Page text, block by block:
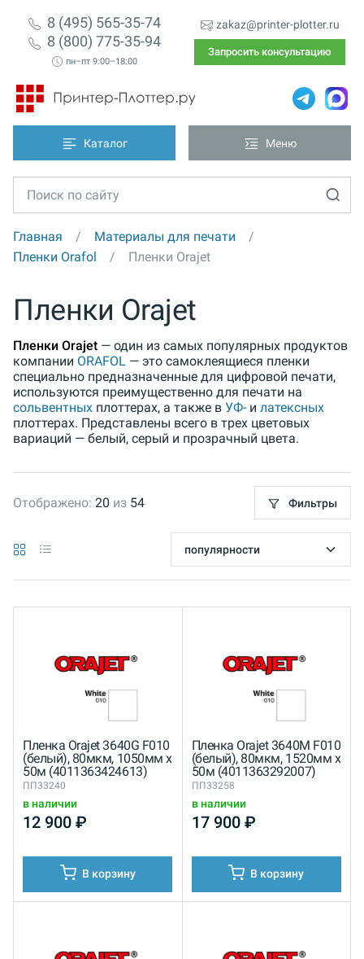
8 (495) 565-35-74
8 (800) 775-35-94
пн–пт 9:00–18:00
zakaz@printer-plotter.ru
Запросить консультацию
Каталог Меню
Главная
Материалы для печати
Пленки Orafol
Пленки Orajet
Пленки Orajet
Пленки Orajet — один из самых популярных продуктов
компании ORAFOL — это самоклеящиеся пленки
специально предназначенные для цифровой печати,
используются преимущественно для печати на
сольвентных плоттерах, а также в УФ- и латексных
плоттерах. Представлены всего в трех цветовых
вариаций — белый, серый и прозрачный цвета.
Отображено: 20 из 54 Фильтры
Пленка Orajet 3640G F010
(белый), 80мкм, 1050мм x
50м (4011363424613)
ПП33240
в наличии
12 900₽
В корзину
Пленка Orajet 3640M F010
(белый), 80мкм, 1520мм x
50м (4011363292007)
ПП33258
в наличии
17 900 ₽
В корзину